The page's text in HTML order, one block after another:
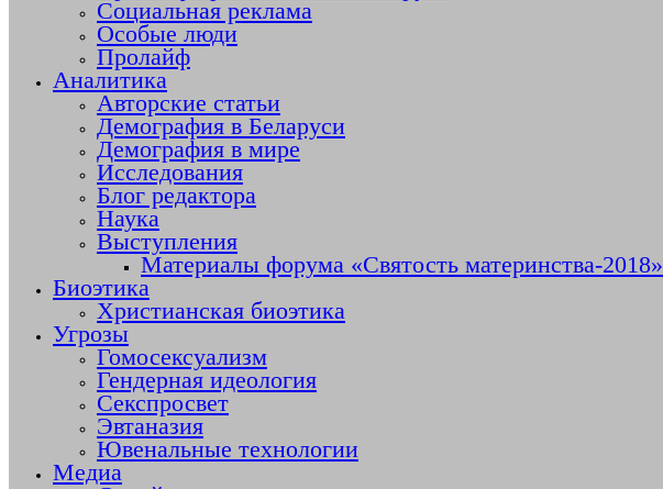
Социальная реклама
Особые люди
Пролайф
Аналитика
Авторские статьи
Демография в Беларуси
Демография в мире
Исследования
Блог редактора
Наука
Выступления
Материалы форума «Святость материнства-2018»
Биоэтика
Христианская биоэтика
Угрозы
Гомосексуализм
Гендерная идеология
Секспросвет
Эвтаназия
Ювенальные технологии
Медиа